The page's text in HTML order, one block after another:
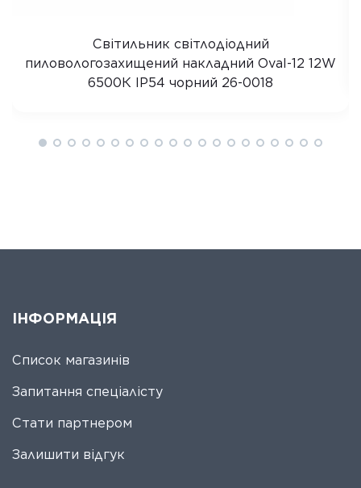
Світильник світлодіодний
пиловологозахищений накладний Oval-12 12W
6500К IP54 чорний 26-0018
ІНФОРМАЦІЯ
Список магазинів
Запитання спеціалісту
Стати партнером
Залишити відгук